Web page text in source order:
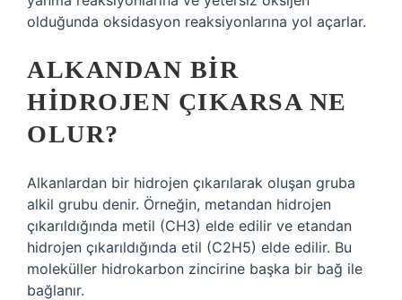
olduğunda oksidasyon reaksiyonlarına yol açarlar.
ALKANDAN BIR
HIDROJEN ÇIKARSA NE
OLUR?
Alkanlardan bir hidrojen çıkarılarak oluşan gruba
alkil grubu denir. Örneğin, metandan hidrojen
çıkarıldığında metil (CH3) elde edilir ve etandan
hidrojen çıkarıldığında etil (C2H5) elde edilir. Bu
moleküller hidrokarbon zincirine başka bir bağ ile
bağlanır.